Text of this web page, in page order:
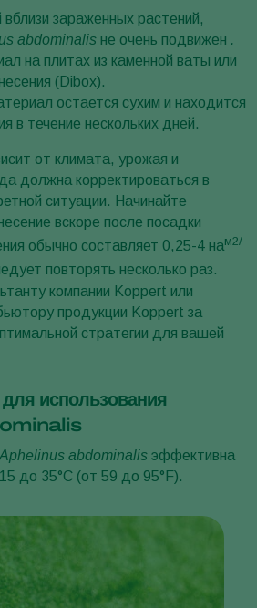
зараженных растений,
abdominalis не очень подвижен .
на плитах из каменной ваты или
(Dibox).
остается сухим и находится
в течение нескольких дней.
от климата, урожая и
должна корректироваться в
ситуации. Начинайте
вскоре после посадки
обычно составляет 0,25-4 нам2/
повторять несколько раз.
компании Koppert или
продукции Koppert за
стратегии для вашей
использования
Aphelinus abdominalis эффективна
до 35°C (от 59 до 95°F).